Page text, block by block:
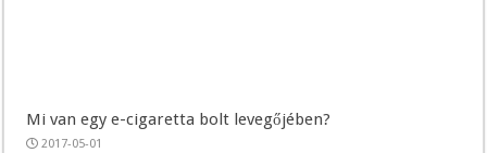
Mi van egy e-cigaretta bolt levegőjében?
2017-05-01